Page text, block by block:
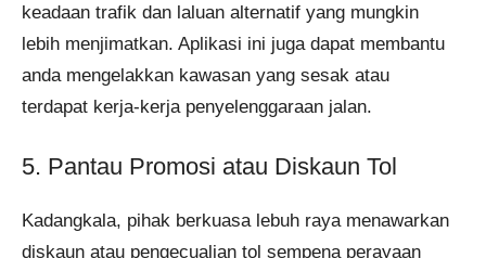
keadaan trafik dan laluan alternatif yang mungkin
lebih menjimatkan. Aplikasi ini juga dapat membantu
anda mengelakkan kawasan yang sesak atau
terdapat kerja-kerja penyelenggaraan jalan.
5. Pantau Promosi atau Diskaun Tol
Kadangkala, pihak berkuasa lebuh raya menawarkan
diskaun atau pengecualian tol sempena perayaan